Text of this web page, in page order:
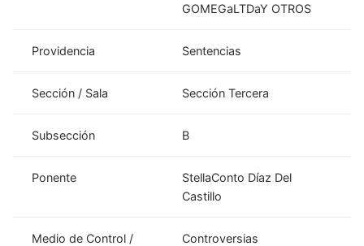
GOMEGaLTDaY OTROS
Providencia Sentencias
Sección / Sala Sección Tercera
Subsección B
Ponente
StellaConto Díaz Del
Castillo
Medio de Control /
Controversias